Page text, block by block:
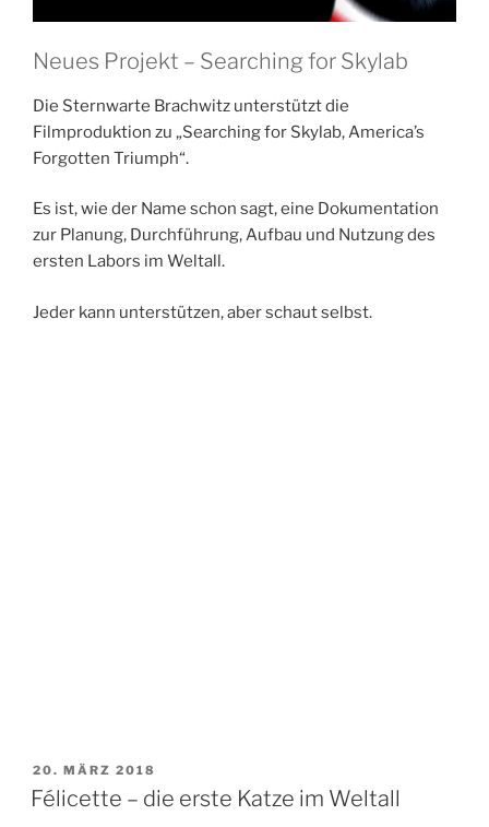
Neues Projekt – Searching for Skylab
Die Sternwarte Brachwitz unterstützt die
Filmproduktion zu „Searching for Skylab, America’s
Forgotten Triumph“.
Es ist, wie der Name schon sagt, eine Dokumentation
zur Planung, Durchführung, Aufbau und Nutzung des
ersten Labors im Weltall.
Jeder kann unterstützen, aber schaut selbst.
VERÖFFENTLICHT
AM
20. MÄRZ 2018
Félicette – die erste Katze im Weltall